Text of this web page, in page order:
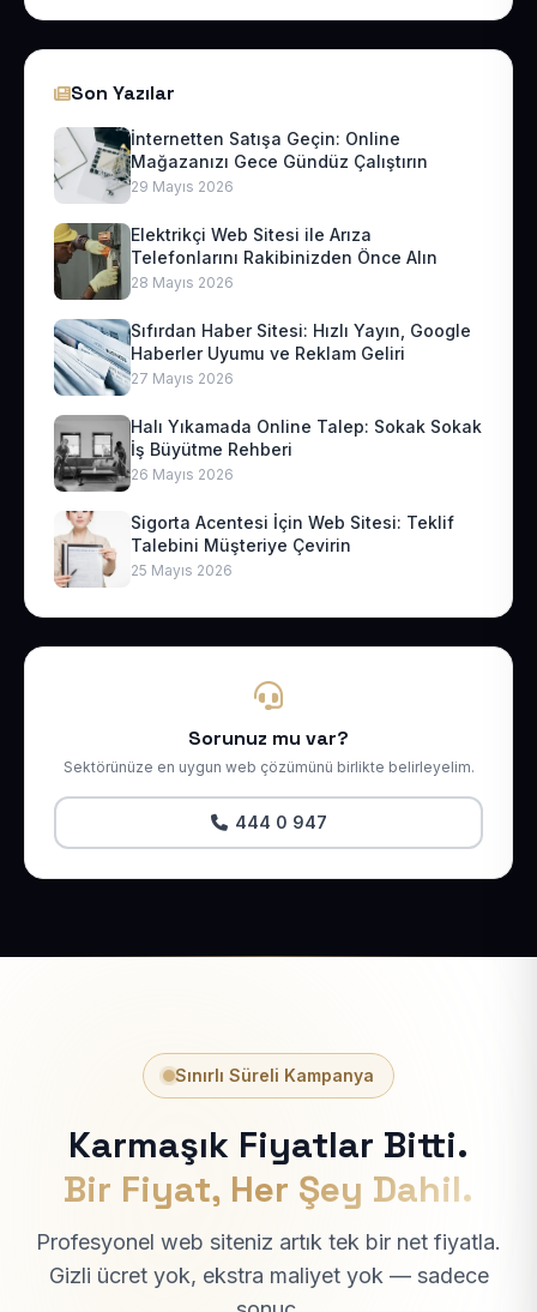
Son Yazılar
İnternetten Satışa Geçin: Online
Mağazanızı Gece Gündüz Çalıştırın
29 Mayıs 2026
Elektrikçi Web Sitesi ile Arıza
Telefonlarını Rakibinizden Önce Alın
28 Mayıs 2026
Sıfırdan Haber Sitesi: Hızlı Yayın, Google
Haberler Uyumu ve Reklam Geliri
27 Mayıs 2026
Halı Yıkamada Online Talep: Sokak Sokak
İş Büyütme Rehberi
26 Mayıs 2026
Sigorta Acentesi İçin Web Sitesi: Teklif
Talebini Müşteriye Çevirin
25 Mayıs 2026
Sorunuz mu var?
Sektörünüze en uygun web çözümünü birlikte belirleyelim.
444 0 947
Sınırlı Süreli Kampanya
Karmaşık Fiyatlar Bitti.
Bir Fiyat, Her Şey Dahil.
Profesyonel web siteniz artık tek bir net fiyatla.
Gizli ücret yok, ekstra maliyet yok — sadece